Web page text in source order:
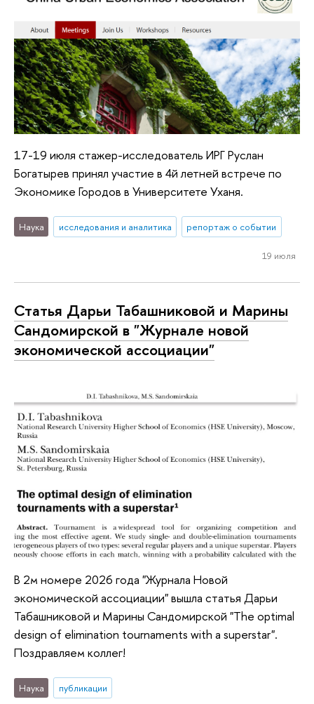
17-19 июля стажер-исследователь ИРГ Руслан
Богатырев принял участие в 4й летней встрече по
Экономике Городов в Университете Уханя.
Наука исследования и аналитика репортаж о событии
19 июля
Статья Дарьи Табашниковой и Марины
Сандомирской в "Журнале новой
экономической ассоциации"
В 2м номере 2026 года "Журнала Новой
экономической ассоциации" вышла статья Дарьи
Табашниковой и Марины Сандомирской "The optimal
design of elimination tournaments with a superstar".
Поздравляем коллег!
Наука публикации